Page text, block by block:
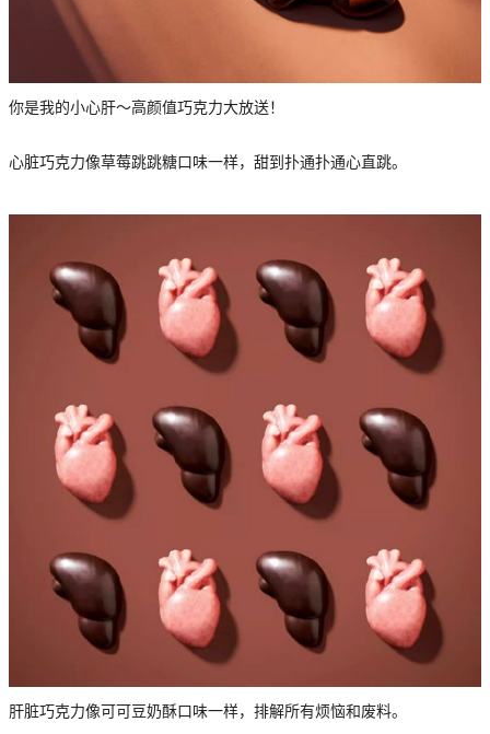
你是我的小心肝～高颜值巧克力大放送！
心脏巧克力像草莓跳跳糖口味一样，甜到扑通扑通心直跳。
肝脏巧克力像可可豆奶酥口味一样，排解所有烦恼和废料。